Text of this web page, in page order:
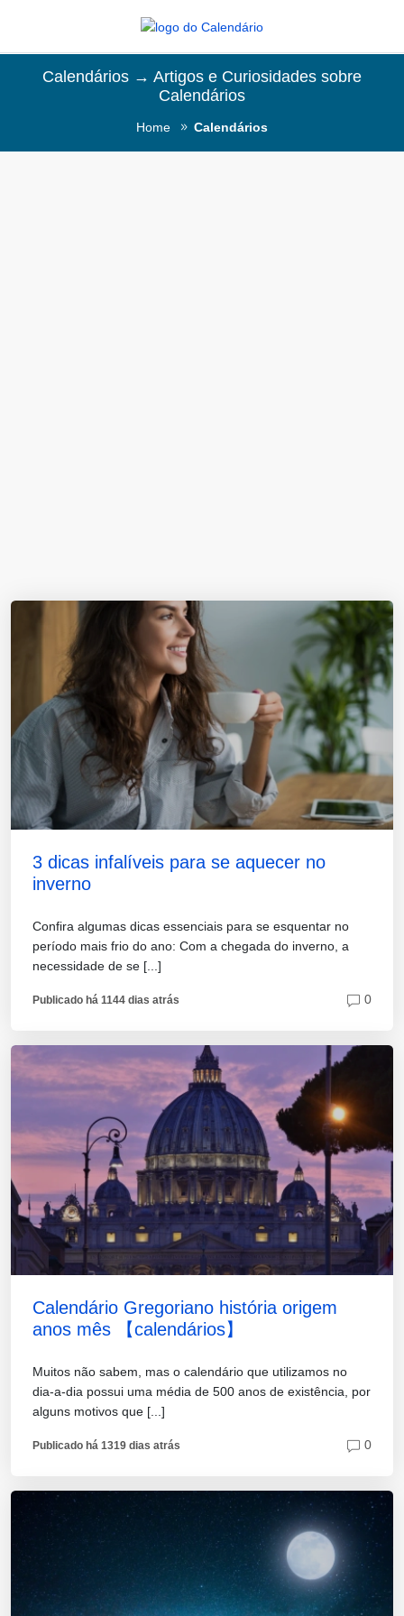
Calendários → Artigos e Curiosidades sobre
Calendários
Home Calendários
3 dicas infalíveis para se aquecer no
inverno
Confira algumas dicas essenciais para se esquentar no
período mais frio do ano: Com a chegada do inverno, a
necessidade de se [...]
Publicado há 1144 dias atrás 0
Calendário Gregoriano história origem
anos mês 【calendários】
Muitos não sabem, mas o calendário que utilizamos no
dia-a-dia possui uma média de 500 anos de existência, por
alguns motivos que [...]
Publicado há 1319 dias atrás 0